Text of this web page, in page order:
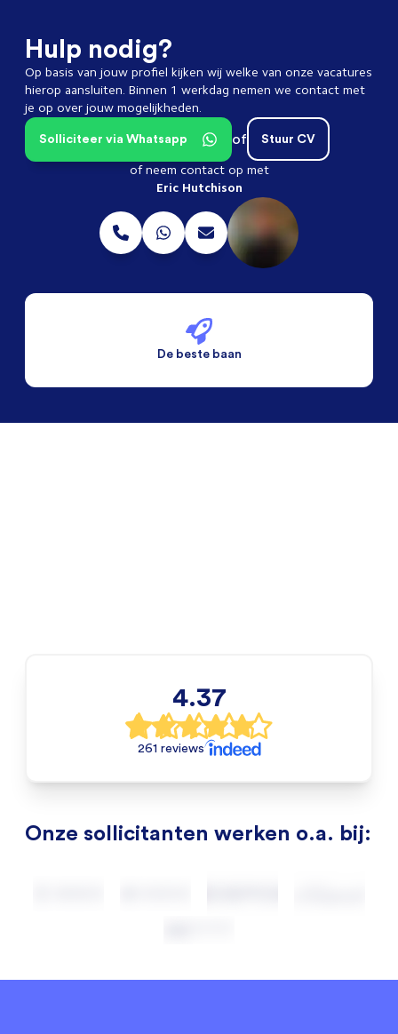
Hulp nodig?
Op basis van jouw profiel kijken wij welke van onze vacatures
hierop aansluiten. Binnen 1 werkdag nemen we contact met
je op over jouw mogelijkheden.
Stuur CV
of
Solliciteer via Whatsapp
of neem contact op met
Eric Hutchison
De beste baan
4.37
261 reviews
Onze sollicitanten werken o.a. bij: